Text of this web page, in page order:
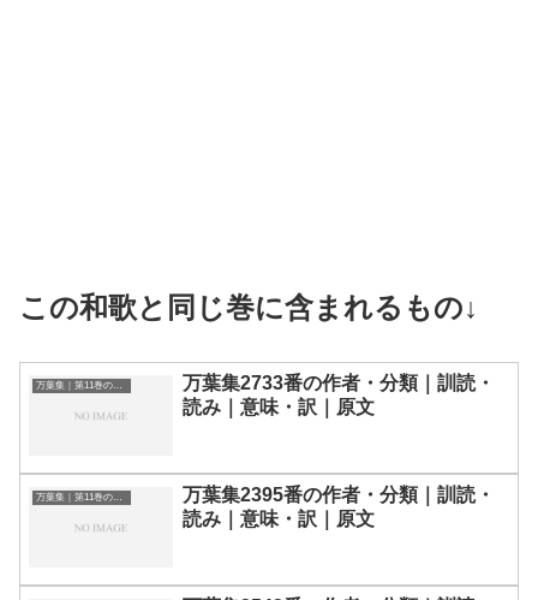
この和歌と同じ巻に含まれるもの↓
万葉集｜第11巻の和歌一覧
万葉集2733番の作者・分類｜訓読・
読み｜意味・訳｜原文
万葉集｜第11巻の和歌一覧
万葉集2395番の作者・分類｜訓読・
読み｜意味・訳｜原文